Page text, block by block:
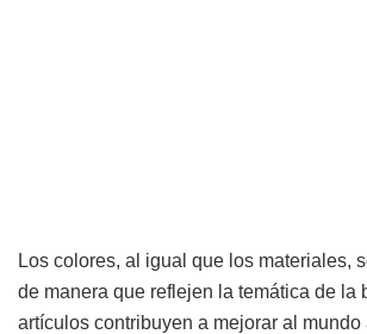
Los colores, al igual que los materiales,
de manera que reflejen la temática de la
artículos contribuyen a mejorar al mundo